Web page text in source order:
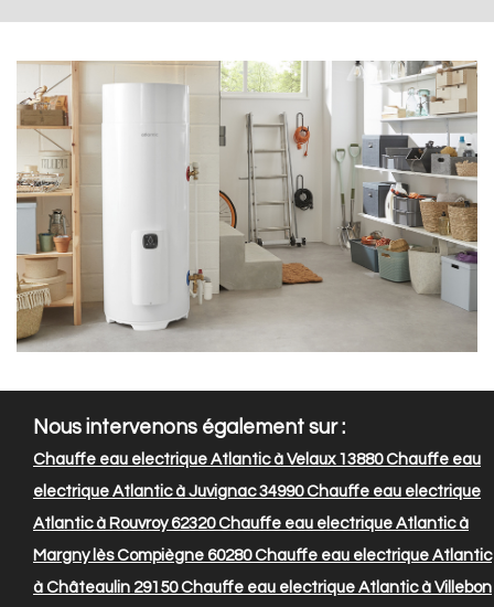
Nous intervenons également sur :
Chauffe eau electrique Atlantic à Velaux 13880Chauffe eau
electrique Atlantic à Juvignac 34990Chauffe eau electrique
Atlantic à Rouvroy 62320Chauffe eau electrique Atlantic à
Margny lès Compiègne 60280Chauffe eau electrique Atlantic
à Châteaulin 29150Chauffe eau electrique Atlantic à Villebon